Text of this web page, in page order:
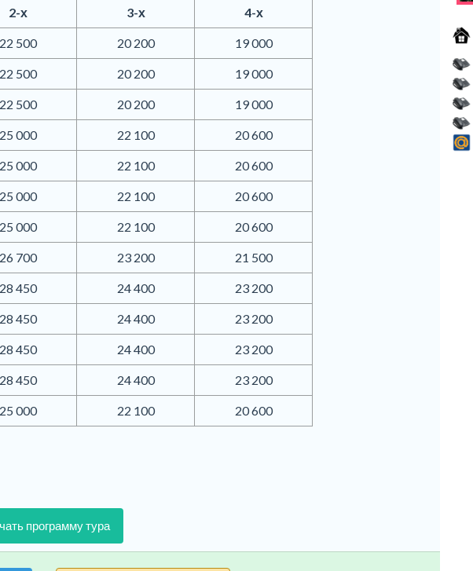
2-х 3-х 4-х
22 500 20 200 19 000
22 500 20 200 19 000
22 500 20 200 19 000
25 000 22 100 20 600
25 000 22 100 20 600
25 000 22 100 20 600
25 000 22 100 20 600
26 700 23 200 21 500
28 450 24 400 23 200
28 450 24 400 23 200
28 450 24 400 23 200
28 450 24 400 23 200
25 000 22 100 20 600
программу тура